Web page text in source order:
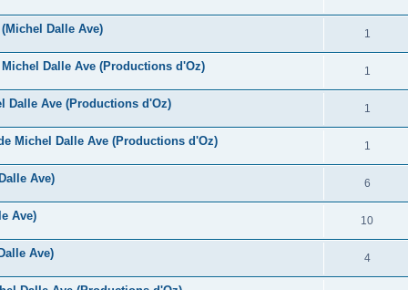
s
s
n
s
s
n
s
s
é
n
s
s
Dalle Ave) 1
é
n
s
s
Dalle Ave (Productions d'Oz) 1
é
n
s
s
Dalle Ave (Productions d'Oz) 1
é
o
n
s
s
Michel Dalle Ave (Productions d'Oz) 1
é
o
n
s
Ave) 6R
é
o
n
Ave) 10R
é
Ave) 4R
é